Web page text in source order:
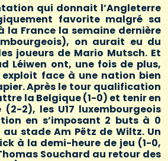
qui donnait l’Angleterre
favorite malgré sa
la France la semaine dernière
on aurait eu du
joueurs de Mario Mutsch. Et
Léiwen ont, une fois de plus,
exploit face à une nation bien
Après le tour qualification
la Belgique (1-0) et tenir en
2), les U17 luxembourgeois
en s’imposant 2 buts à 0
stade Am Pëtz de Wiltz. Un
à la demi-heure de jeu (1-0,
Souchard au retour des